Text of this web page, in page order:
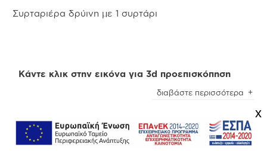
Συρταριέρα δρύινη με 1 συρτάρι
Κάντε κλικ στην εικόνα για 3d προεπισκόπηση
απόκλιση μεταξύ των φωτογραφιών και των
φυσικών αντικειμένων. Για την καλύτερη
διαβάστε περισσότερα
Πληροφορίες
x